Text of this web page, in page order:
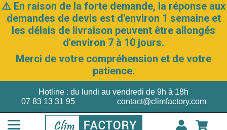
⚠️ En raison de la forte demande, la réponse aux
demandes de devis est d'environ 1 semaine et
les délais de livraison peuvent être allongés
d'environ 7 à 10 jours.
Merci de votre compréhension et de votre
patience.
07 83 13 31 95
Hotline : du lundi au vendredi de 9h à 18h
contact@climfactory.com